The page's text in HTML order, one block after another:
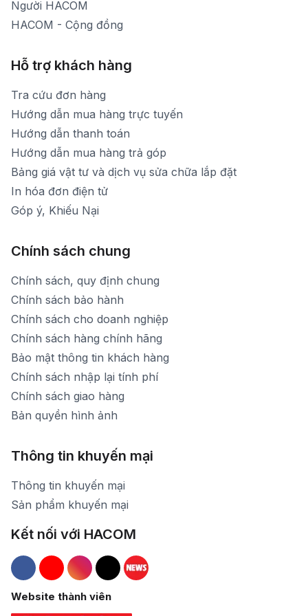
Người HACOM
HACOM - Cộng đồng
Hỗ trợ khách hàng
Tra cứu đơn hàng
Hướng dẫn mua hàng trực tuyến
Hướng dẫn thanh toán
Hướng dẫn mua hàng trả góp
Bảng giá vật tư và dịch vụ sửa chữa lắp đặt
In hóa đơn điện tử
Góp ý, Khiếu Nại
Chính sách chung
Chính sách, quy định chung
Chính sách bảo hành
Chính sách cho doanh nghiệp
Chính sách hàng chính hãng
Bảo mật thông tin khách hàng
Chính sách nhập lại tính phí
Chính sách giao hàng
Bản quyền hình ảnh
Thông tin khuyến mại
Thông tin khuyến mại
Sản phẩm khuyến mại
Kết nối với HACOM
Hacom Facebook
Hacom YouTube
Hacom Instagram
Hacom TikTok
Website thành viên